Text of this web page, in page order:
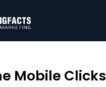
Mobile Clicks